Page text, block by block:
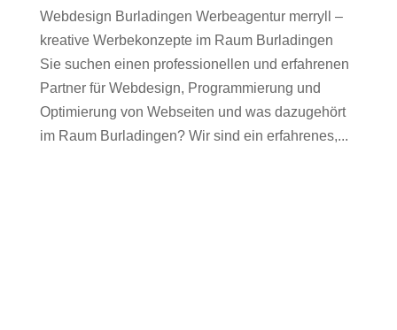
Webdesign Burladingen Werbeagentur merryll –
kreative Werbekonzepte im Raum Burladingen
Sie suchen einen professionellen und erfahrenen
Partner für Webdesign, Programmierung und
Optimierung von Webseiten und was dazugehört
im Raum Burladingen? Wir sind ein erfahrenes,...